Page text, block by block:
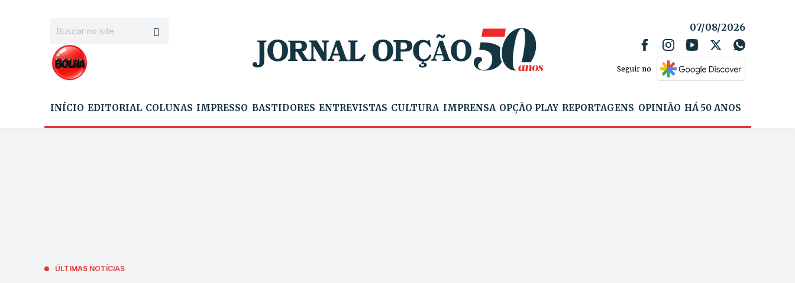
07/08/2026
Seguir no
INÍCIO EDITORIAL COLUNAS IMPRESSO BASTIDORES ENTREVISTAS CULTURA IMPRENSA OPÇÃO PLAY REPORTAGENS OPINIÃO HÁ 50 ANOS
ÚLTIMAS NOTÍCIAS